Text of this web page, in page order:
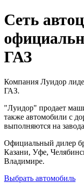
Сеть
ГАЗ
Компания Луидор
ГАЗ.
"Луидор" продает
также автомобили с
выполняются на
Официальный дилер
Казани, Уфе,
Владимире.
Выбрать автомобиль